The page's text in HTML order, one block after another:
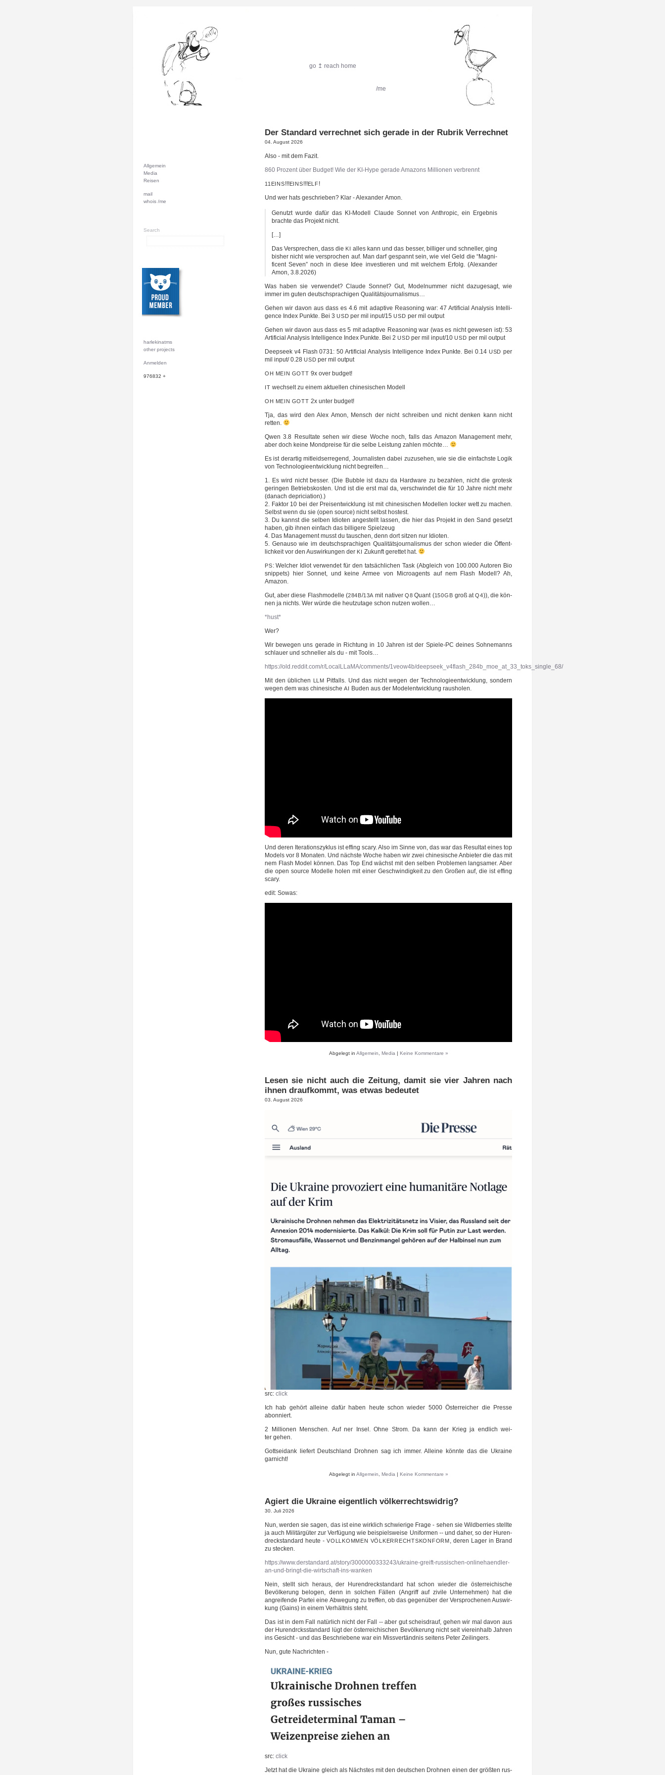
go ↥ reach home
/me
Der Standard verrechnet sich gerade in der Rubrik Verrechnet
04. August 2026
Also - mit dem Fazit.
860 Pro­zent über Bud­get! Wie der KI-Hype gera­de Ama­zons Mil­lio­nen verbrennt
11EINS!!!EINS!!!ELF!
Und wer hats geschrie­ben? Klar - Alex­an­der Amon.
Genutzt wur­de dafür das KI-Modell Clau­de Son­net von Anthro­pic, ein Ergeb­nis
brach­te das Pro­jekt nicht.
[…]
Das Ver­spre­chen, dass die KI alles kann und das bes­ser, bil­li­ger und schnel­ler, ging
bis­her nicht wie ver­spro­chen auf. Man darf gespannt sein, wie viel Geld die “Magni­
ficent Seven” noch in die­se Idee inves­tie­ren und mit wel­chem Erfolg. (Alex­an­der
Amon, 3.8.2026)
Was haben sie ver­wen­det? Clau­de Son­net? Gut, Model­num­mer nicht dazu­ge­sagt, wie
immer im guten deutsch­spra­chi­gen Qualitätsjournalismus…
Gehen wir davon aus dass es 4.6 mit adap­ti­ve Rea­so­ning war: 47 Arti­fi­cial Ana­ly­sis Intel­li­
gence Index Punk­te. Bei 3 USD per mil input/15USD per mil output
Gehen wir davon aus dass es 5 mit adap­ti­ve Rea­so­ning war (was es nicht gewe­sen ist): 53
Arti­fi­cial Ana­ly­sis Intel­li­gence Index Punk­te. Bei 2 USD per mil input/10USD per mil output
Deep­seek v4 Flash 0731: 50 Arti­fi­cial Ana­ly­sis Intel­li­gence Index Punk­te. Bei 0.14 USD per
mil input/ 0.28 USD per mil output
OH MEIN GOTT 9x over budget!
IT wech­selt zu einem aktu­el­len chi­ne­si­schen Modell
OH MEIN GOTT 2x unter budget!
Tja, das wird den Alex Amon, Mensch der nicht schrei­ben und nicht den­ken kann nicht
retten.
Qwen 3.8 Resul­ta­te sehen wir die­se Woche noch, falls das Ama­zon Manage­ment mehr,
aber doch kei­ne Mond­prei­se für die sel­be Leis­tung zah­len möchte…
Es ist der­ar­tig mit­leid­s­er­re­gend, Jour­na­lis­ten dabei zuzu­se­hen, wie sie die ein­fachs­te Logik
von Tech­no­lo­gie­ent­wick­lung nicht begreifen…
1. Es wird nicht bes­ser. (Die Bub­ble ist dazu da Hard­ware zu bezah­len, nicht die gro­tesk
gerin­gen Betriebs­kos­ten. Und ist die erst mal da, ver­schwin­det die für 10 Jah­re nicht mehr
(danach depriciation).)
2. Fak­tor 10 bei der Preis­ent­wick­lung ist mit chi­ne­si­schen Model­len locker wett zu machen.
Selbst wenn du sie (open source) nicht selbst hostest.
3. Du kannst die sel­ben Idio­ten ange­stellt las­sen, die hier das Pro­jekt in den Sand gesetzt
haben, gib ihnen ein­fach das bil­li­ge­re Spielzeug
4. Das Manage­ment musst du tau­schen, denn dort sit­zen nur Idioten.
5. Genau­so wie im deutsch­spra­chi­gen Qua­li­täts­jour­na­lis­mus der schon wie­der die Öffent­
lich­keit vor den Aus­wir­kun­gen der KI Zukunft geret­tet hat.
PS: Wel­cher Idi­ot ver­wen­det für den tat­säch­li­chen Task (Abgleich von 100.000 Autoren Bio
snip­pets) hier Son­net, und kei­ne Armee von Micro­agents auf nem Flash Modell? Ah,
Amazon.
Gut, aber die­se Flash­mo­del­le (284B/13A mit nati­ver Q8 Quant (150GB groß atQ4)), die kön­
nen ja nichts. Wer wür­de die heut­zu­ta­ge schon nut­zen wollen…
*hust*
Wer?
Wir bewe­gen uns gera­de in Rich­tung in 10 Jah­ren ist der Spiele-PC dei­nes Soh­ne­manns
schlau­er und schnel­ler als du - mit Tools…
https://old.reddit.com/r/LocalLLaMA/comments/1veow4b/deepseek_v4flash_284b_moe_at_33_toks_single_68/
Mit den übli­chen LLM Pit­falls. Und das nicht wegen der Tech­no­lo­gie­ent­wick­lung, son­dern
wegen dem was chi­ne­si­sche AI Buden aus der Model­ent­wick­lung rausholen.
Und deren Ite­ra­ti­ons­zy­klus ist effing sca­ry. Also im Sin­ne von, das war das Resul­tat eines top
Models vor 8 Mona­ten. Und nächs­te Woche haben wir zwei chi­ne­si­sche Anbie­ter die das mit
nem Flash Model kön­nen. Das Top End wächst mit den sel­ben Pro­ble­men lang­sa­mer. Aber
die open source Model­le holen mit einer Geschwin­dig­keit zu den Gro­ßen auf, die ist effing
scary.
edit: Sowas:
Abgelegt in Allgemein Media | Keine Kommentare »
Lesen sie nicht auch die Zeitung, damit sie vier Jahren nach
ihnen draufkommt, was etwas bedeutet
03. August 2026
src: click
Ich hab gehört allei­ne dafür haben heu­te schon wie­der 5000 Öster­rei­cher die Pres­se
abonniert.
2 Mil­lio­nen Men­schen. Auf ner Insel. Ohne Strom. Da kann der Krieg ja end­lich wei­
ter gehen.
Gott­sei­dank lie­fert Deutsch­land Droh­nen sag ich immer. Allei­ne könn­te das die Ukrai­ne
garnicht!
Abgelegt in Allgemein Media | Keine Kommentare »
Agiert die Ukraine eigentlich völkerrechtswidrig?
30. Juli 2026
Nun, wer­den sie sagen, das ist eine wirk­lich schwie­ri­ge Fra­ge - sehen sie Wild­ber­ries stell­te
ja auch Mili­tär­gü­ter zur Ver­fü­gung wie bei­spiels­wei­se Uni­for­men -- und daher, so der Huren­
dreckstan­dard heu­te -VOLLKOMMEN VÖLKERRECHTSKONFORM, deren Lager in Brand
zu stecken.
https://www.derstandard.at/story/3000000333243/ukraine-greift-russischen-onlinehaendler-
an-und-bringt-die-wirtschaft-ins-wanken
Nein, stellt sich her­aus, der Huren­dreckstan­dard hat schon wie­der die öster­rei­chi­sche
Bevöl­ke­rung belo­gen, denn in sol­chen Fäl­len (Angriff auf zivi­le Unter­neh­men) hat die
angrei­fen­de Par­tei eine Abwe­gung zu tref­fen, ob das gegen­über der Ver­spro­che­nen Aus­wir­
kung (Gains) in einem Ver­hält­nis steht.
Das ist in dem Fall natür­lich nicht der Fall -- aber gut scheis­drauf, gehen wir mal davon aus
der Huren­drcks­stan­dard lügt der öster­rei­chi­schen Bevöl­ke­rung nicht seit vier­ein­halb Jah­ren
ins Gesicht - und das Beschrie­be­ne war ein Miss­ver­tänd­nis sei­tens Peter Zeilingers.
Nun, gute Nachrichten -
src: click
Jetzt hat die Ukrai­ne gleich als Nächs­tes mit den deut­schen Droh­nen einen der größ­ten rus­
Allgemein
Media
Reisen
mail
whois /me
Search
harlekinatms
other projects
Anmelden
976832 +